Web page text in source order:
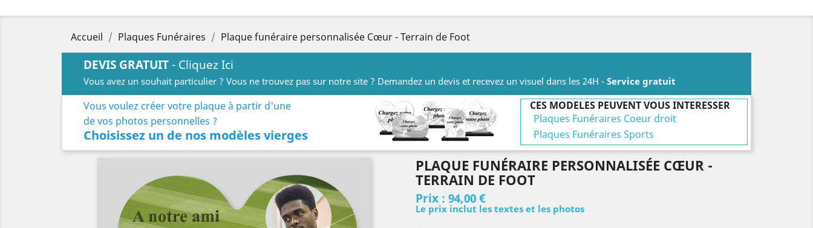
Accueil Plaques Funéraires Plaque funéraire personnalisée Cœur - Terrain de Foot
DEVIS GRATUIT - Cliquez Ici
Vous avez un souhait particulier ? Vous ne trouvez pas sur notre site ? Demandez un devis et recevez un visuel dans les 24H - Service gratuit
Vous voulez créer votre plaque à partir d'une
de vos photos personnelles ?
Choisissez un de nos modèles vierges
CES MODELES PEUVENT VOUS INTERESSER
Plaques Funéraires Coeur droit
Plaques Funéraires Sports
PLAQUE FUNÉRAIRE PERSONNALISÉE CŒUR -
TERRAIN DE FOOT
Prix : 94,00 €
Le prix inclut les textes et les photos